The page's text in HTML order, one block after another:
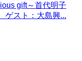
gift～首代明子
ゲスト：大島興...